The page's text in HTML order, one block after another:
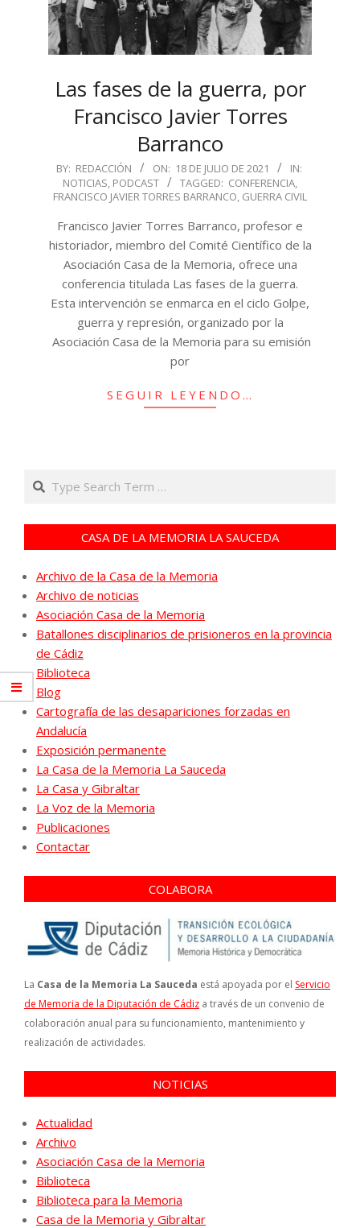
Las fases de la guerra, por
Francisco Javier Torres
Barranco
2021-
07-
18
BY: REDACCIÓN ON: 18 DE JULIO DE 2021
IN:
NOTICIAS, PODCAST TAGGED: CONFERENCIA,
FRANCISCO JAVIER TORRES BARRANCO, GUERRA CIVIL
Francisco Javier Torres Barranco, profesor e
historiador, miembro del Comité Científico de la
Asociación Casa de la Memoria, ofrece una
conferencia titulada Las fases de la guerra.
Esta intervención se enmarca en el ciclo Golpe,
guerra y represión, organizado por la
Asociación Casa de la Memoria para su emisión
por
SEGUIR LEYENDO…
Search
CASA DE LA MEMORIA LA SAUCEDA
Archivo de la Casa de la Memoria
Archivo de noticias
Asociación Casa de la Memoria
Batallones disciplinarios de prisioneros en la provincia
de Cádiz
Biblioteca
Blog
Cartografía de las desapariciones forzadas en
Andalucía
Exposición permanente
La Casa de la Memoria La Sauceda
La Casa y Gibraltar
La Voz de la Memoria
Publicaciones
Contactar
COLABORA
La Casa de la Memoria La Sauceda está apoyada por el Servicio
de Memoria de la Diputación de Cádiz a través de un convenio de
colaboración anual para su funcionamiento, mantenimiento y
realización de actividades.
NOTICIAS
Actualidad
Archivo
Asociación Casa de la Memoria
Biblioteca
Biblioteca para la Memoria
Casa de la Memoria y Gibraltar